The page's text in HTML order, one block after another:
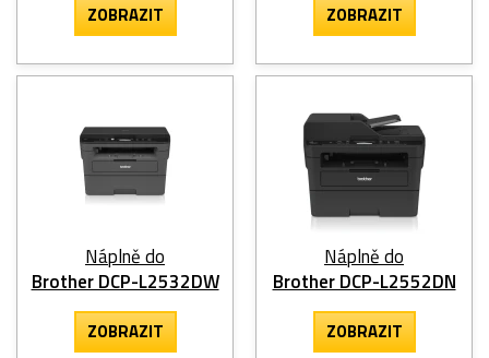
ZOBRAZIT ZOBRAZIT
Náplně do
Brother DCP-L2532DW
ZOBRAZIT
Náplně do
Brother DCP-L2552DN
ZOBRAZIT